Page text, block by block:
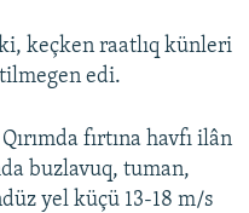
keçken raatlıq künleri
edi.
fırtına havfı ilân
buzlavuq, tuman,
yel küçü 13-18 m/s